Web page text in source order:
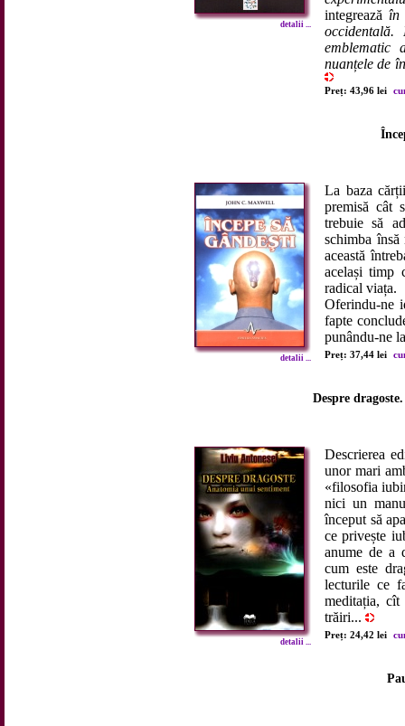
detalii ...
integrează în
emblematic
nuanțele de
Preț: 43,96 lei
detalii ...
La baza
premisă cât
trebuie să
schimba
această
același timp
radical viața.
Oferindu-ne
fapte
punându-ne
Preț: 37,44 lei
Despre
detalii ...
Descrierea
unor mari
«filosofia
nici un
început să
ce privește
anume de a
cum este
lecturile ce
meditația,
trăiri...
Preț: 24,42 lei